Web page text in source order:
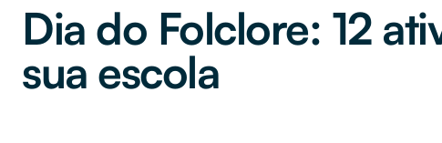
Dia do Folclore: 12
sua escola